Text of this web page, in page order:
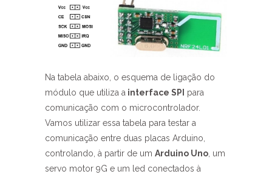
Na tabela abaixo, o esquema de ligação do
módulo que utiliza a interface SPI
para
comunicação com o microcontrolador.
Vamos utilizar essa tabela para testar a
comunicação entre duas placas Arduino,
controlando, à partir de um Arduino Uno , um
servo motor 9G e um led conectados à